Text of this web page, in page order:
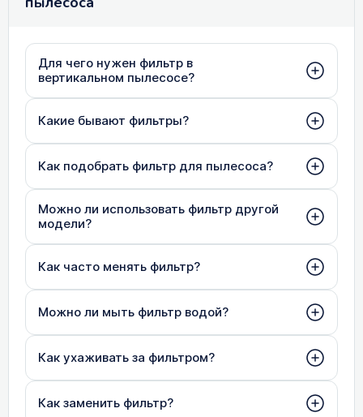
Для чего нужен фильтр в
вертикальном пылесосе?
Какие бывают фильтры?
Как подобрать фильтр для пылесоса?
Можно ли использовать фильтр другой
модели?
Как часто менять фильтр?
Можно ли мыть фильтр водой?
Как ухаживать за фильтром?
Как заменить фильтр?